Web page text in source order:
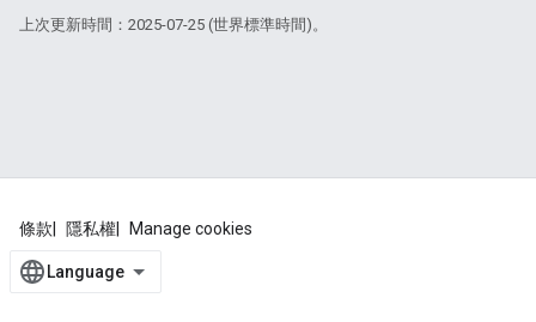
上次更新時間：2025-07-25 (世界標準時間)。
條款 隱私權 Manage cookies